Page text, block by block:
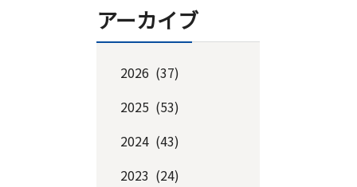
アーカイブ
2026 (37)
2025 (53)
2024 (43)
2023 (24)